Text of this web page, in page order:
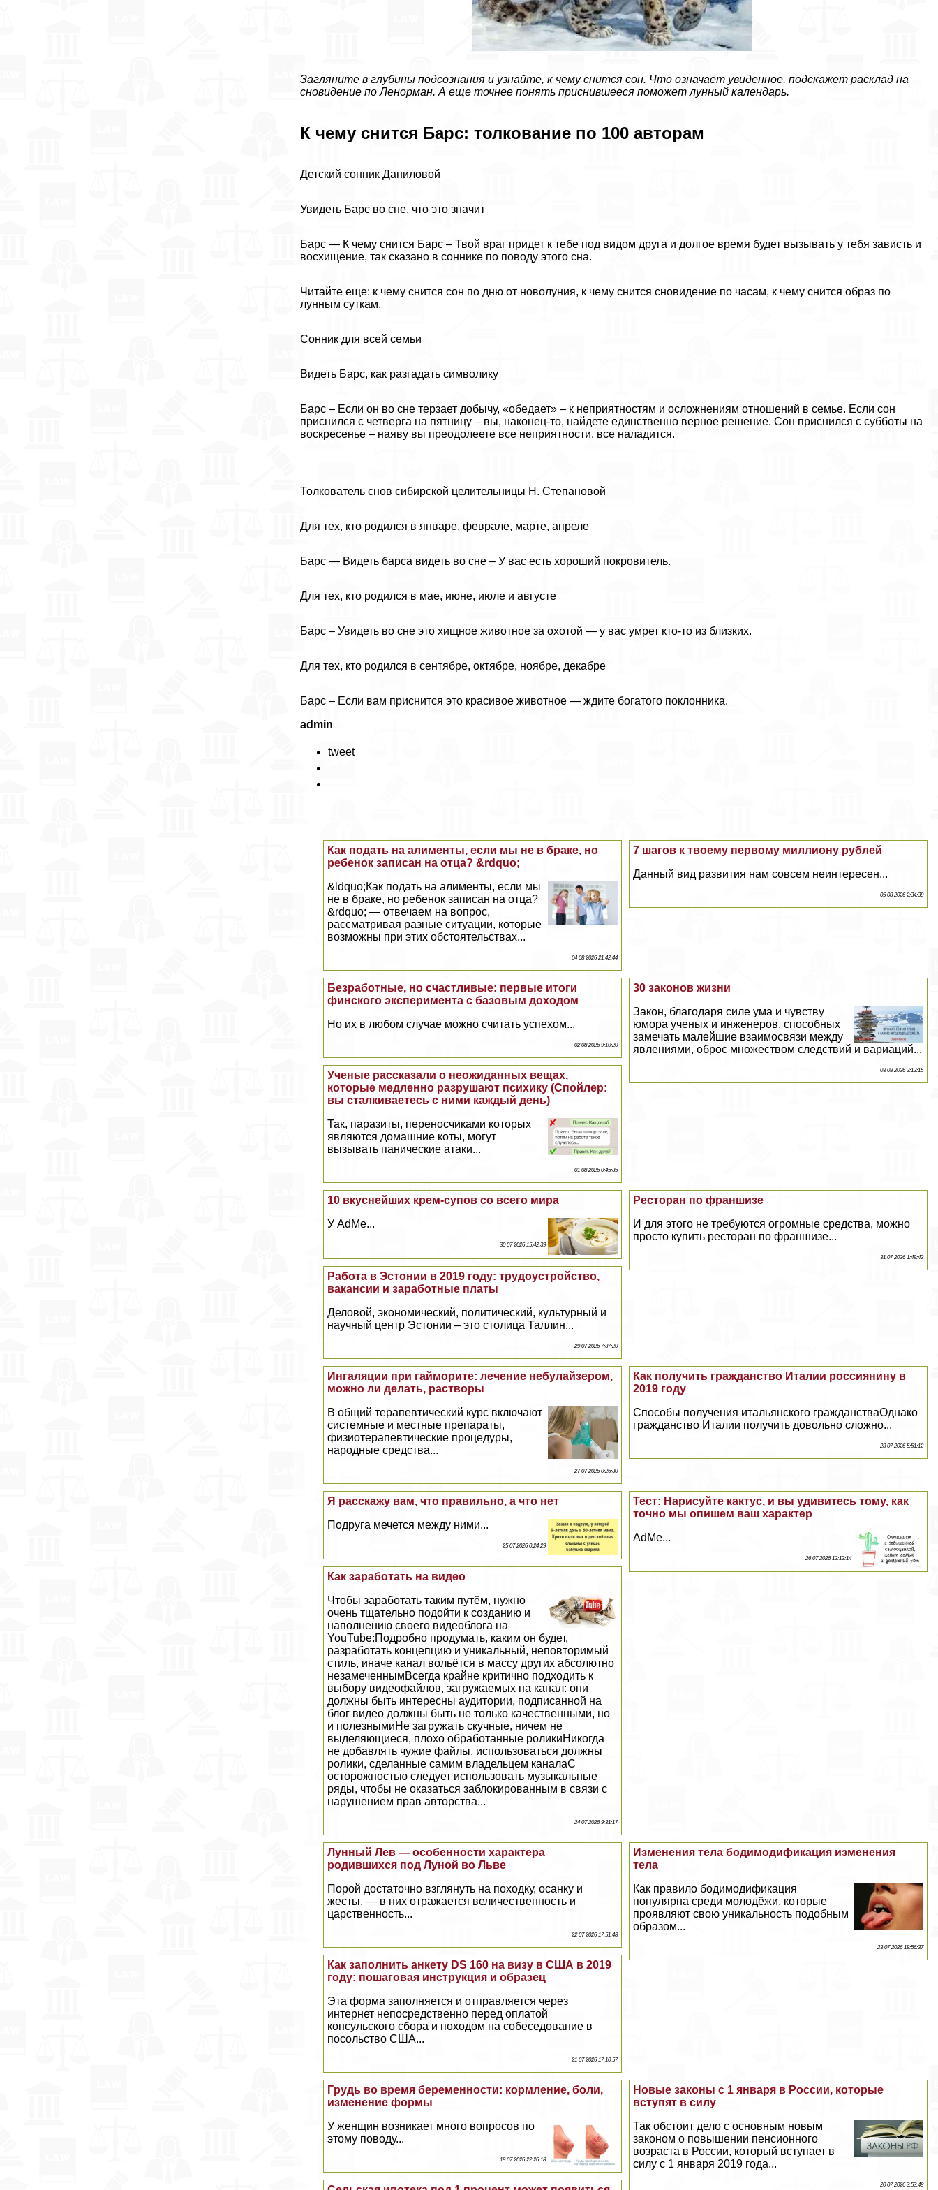
Загляните в глубины подсознания и узнайте, к чему снится сон. Что означает увиденное, подскажет расклад на
сновидение по Ленорман. А еще точнее понять приснившееся поможет лунный календарь.
К чему снится Барс: толкование по 100 авторам
Детский сонник Даниловой
Увидеть Барс во сне, что это значит
Барс — К чему снится Барс – Твой враг придет к тебе под видом друга и долгое время будет вызывать у тебя зависть и
восхищение, так сказано в соннике по поводу этого сна.
Читайте еще: к чему снится сон по дню от новолуния, к чему снится сновидение по часам, к чему снится образ по
лунным суткам.
Сонник для всей семьи
Видеть Барс, как разгадать символику
Барс – Если он во сне терзает добычу, «обедает» – к неприятностям и осложнениям отношений в семье. Если сон
приснился с четверга на пятницу – вы, наконец-то, найдете единственно верное решение. Сон приснился с субботы на
воскресенье – наяву вы преодолеете все неприятности, все наладится.
Толкователь снов сибирской целительницы Н. Степановой
Для тех, кто родился в январе, феврале, марте, апреле
Барс — Видеть барса видеть во сне – У вас есть хороший покровитель.
Для тех, кто родился в мае, июне, июле и августе
Барс – Увидеть во сне это хищное животное за охотой — у вас умрет кто-то из близких.
Для тех, кто родился в сентябре, октябре, ноябре, декабре
Барс – Если вам приснится это красивое животное — ждите богатого поклонника.
admin
tweet
7 шагов к твоему первому миллиону рублей
Данный вид развития нам совсем неинтересен...
05 08 2026 2:34:38
Как подать на алименты, если мы не в бpaке, но
ребенок записан на отца? &rdquo;
&ldquo;Как подать на алименты, если мы
не в бpaке, но ребенок записан на отца?
&rdquo; — отвечаем на вопрос,
рассматривая разные ситуации, которые
возможны при этих обстоятельствах...
04 08 2026 21:42:44
30 законов жизни
Закон, благодаря силе ума и чувству
юмора ученых и инженеров, способных
замечать малейшие взаимосвязи между
явлениями, оброс множеством следствий и вариаций...
03 08 2026 3:13:15
Безработные, но счастливые: первые итоги
финского эксперимента с базовым доходом
Но их в любом случае можно считать успехом...
02 08 2026 9:10:20
Ученые рассказали о неожиданных вещах,
которые медленно разрушают психику (Спойлер:
вы сталкиваетесь с ними каждый день)
Так, паразиты, переносчиками которых
являются домашние коты, могут
вызывать панические атаки...
01 08 2026 0:45:35
Ресторан по франшизе
И для этого не требуются огромные средства, можно
просто купить ресторан по франшизе...
31 07 2026 1:49:43
10 вкуснейших крем-супов со всего мира
У AdMe...
30 07 2026 15:42:39
Работа в Эстонии в 2019 году: трудоустройство,
вакансии и заработные платы
Деловой, экономический, политический, культурный и
научный центр Эстонии – это столица Таллин...
29 07 2026 7:37:20
Как получить гражданство Италии россиянину в
2019 году
Способы получения итальянского гражданстваОднако
гражданство Италии получить довольно сложно...
28 07 2026 5:51:12
Ингаляции при гайморите: лечение небулайзером,
можно ли делать, растворы
В общий терапевтический курс включают
системные и местные препараты,
физиотерапевтические процедуры,
народные средства...
27 07 2026 0:26:30
Тест: Нарисуйте кактус, и вы удивитесь тому, как
точно мы опишем ваш хаpaктер
AdMe...
26 07 2026 12:13:14
Я расскажу вам, что правильно, а что нет
Подруга мечется между ними...
25 07 2026 0:24:29
Как заработать на видео
Чтобы заработать таким путём, нужно
очень тщательно подойти к созданию и
наполнению своего видеоблога на
YouTube:Подробно продумать, каким он будет,
разработать концепцию и уникальный, неповторимый
стиль, иначе канал вольётся в массу других абсолютно
незамеченнымВсегда крайне критично подходить к
выбору видеофайлов, загружаемых на канал: они
должны быть интересны аудитории, подписанной на
блог видео должны быть не только качественными, но
и полезнымиНе загружать скучные, ничем не
выделяющиеся, плохо обработанные роликиНикогда
не добавлять чужие файлы, использоваться должны
ролики, сделанные самим владельцем каналаС
осторожностью следует использовать музыкальные
ряды, чтобы не оказаться заблокированным в связи с
нарушением прав авторства...
24 07 2026 9:31:17
Изменения тела бодимодификация изменения
тела
Как правило бодимодификация
популярна среди молодёжи, которые
проявляют свою уникальность подобным
образом...
23 07 2026 18:56:37
Лунный Лев — особенности хаpaктера
родившихся под Луной во Льве
Порой достаточно взглянуть на походку, осанку и
жесты, — в них отражается величественность и
царственность...
22 07 2026 17:51:48
Как заполнить анкету DS 160 на визу в США в 2019
году: пошаговая инструкция и образец
Эта форма заполняется и отправляется через
интернет непосредственно перед оплатой
консульского сбора и походом на собеседование в
посольство США...
21 07 2026 17:10:57
Новые законы с 1 января в России, которые
вступят в силу
Так обстоит дело с основным новым
законом о повышении пенсионного
возраста в России, который вступает в
силу с 1 января 2019 года...
20 07 2026 3:53:48
Гpyдь во время беременности: кормление, боли,
изменение формы
У женщин возникает много вопросов по
этому поводу...
19 07 2026 22:26:18